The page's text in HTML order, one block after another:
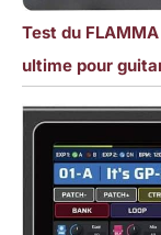
Test du
ultime pour